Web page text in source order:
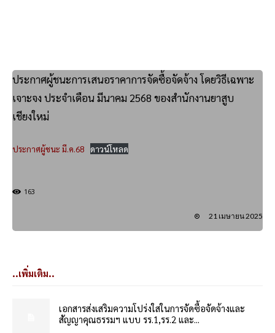
ประกาศผู้ชนะการเสนอราคาการจัดซื้อจัดจ้าง โดยวิธีเฉพาะ
เจาะจง ประจำเดือน มีนาคม 2568 ของสำนักงานยาสูบ
เชียงใหม่
ประกาศผู้ชนะ มี.ค.68 ดาวน์โหลด
163
21 เมษายน 2025
..เพิ่มเติม..
เอกสารส่งเสริมความโปร่งใสในการจัดซื้อจัดจ้างและ
สัญญาคุณธรรมฯ แบบ รร.1,รร.2 และ...